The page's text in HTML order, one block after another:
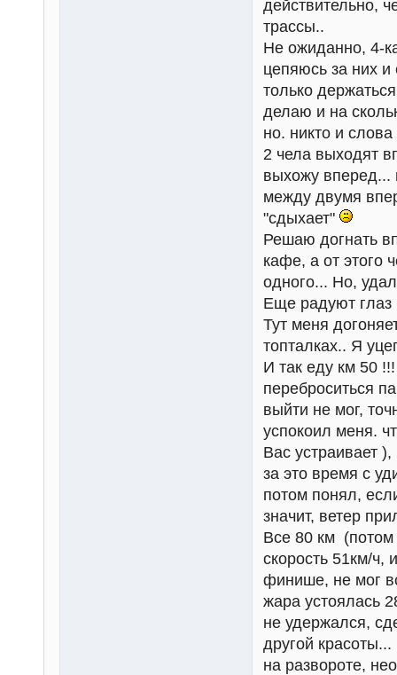
действительно,
трассы..
Не ожиданно, 4-
цепяюсь за них
только
делаю и на
но. никто и
2 чела выходят
выхожу вперед...
между двумя
"сдыхает"
Решаю догнать
кафе, а от этого
одного... Но,
Еще радуют глаз
Тут меня
топталках.. Я
И так еду км 50
переброситься
выйти не мог,
успокоил меня.
Вас устраивает
за это время с
потом понял,
значит, ветер
Все 80 км
скорость 51км/ч,
финише, не мог
жара устоялась
не удержался,
другой красоты...
на развороте,